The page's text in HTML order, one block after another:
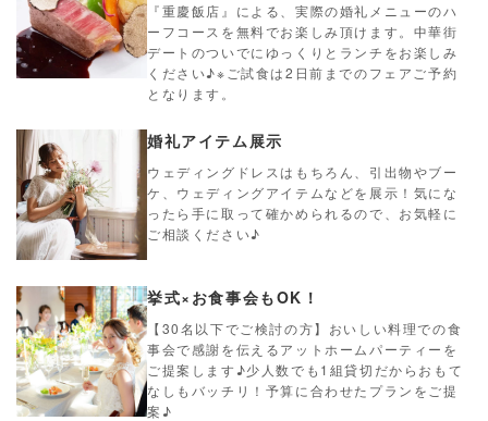
『重慶飯店』による、実際の婚礼メニューのハ
ーフコースを無料でお楽しみ頂けます。中華街
デートのついでにゆっくりとランチをお楽しみ
ください♪※ご試食は2日前までのフェアご予約
となります。
婚礼アイテム展示
ウェディングドレスはもちろん、引出物やブー
ケ、ウェディングアイテムなどを展示！気にな
ったら手に取って確かめられるので、お気軽に
ご相談ください♪
挙式×お食事会もOK！
【30名以下でご検討の方】おいしい料理での食
事会で感謝を伝えるアットホームパーティーを
ご提案します♪少人数でも1組貸切だからおもて
なしもバッチリ！予算に合わせたプランをご提
案♪